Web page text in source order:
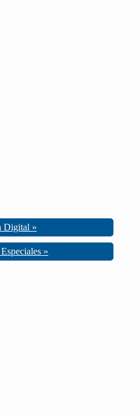
Digital »
»